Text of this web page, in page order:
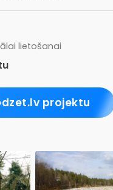
lietošanai
projektu